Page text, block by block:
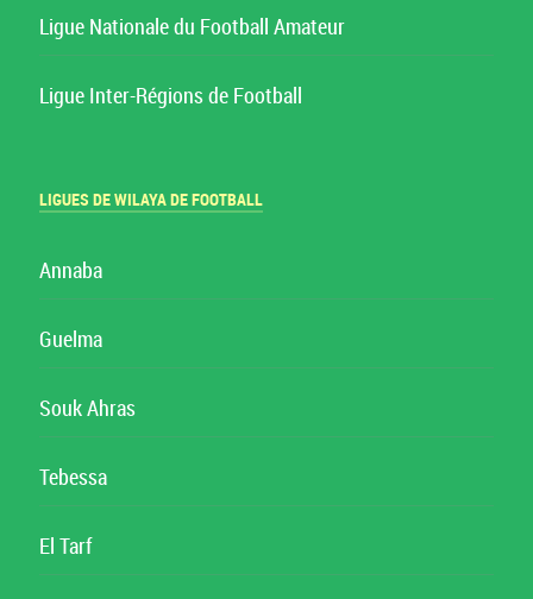
Ligue Nationale du Football Amateur
Ligue Inter-Régions de Football
LIGUES DE WILAYA DE FOOTBALL
Annaba
Guelma
Souk Ahras
Tebessa
El Tarf